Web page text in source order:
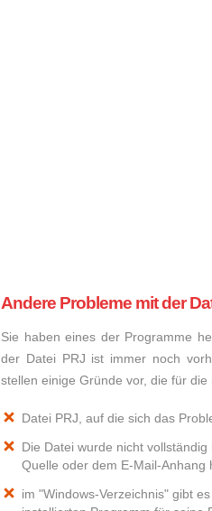
Andere Probleme mit der
Sie haben eines der Programme
der Datei PRJ ist immer noch
stellen einige Gründe vor, die für
Datei PRJ, auf die sich das
Die Datei wurde nicht
Quelle oder dem E-Mail-Anhang
im "Windows-Verzeichnis" gibt